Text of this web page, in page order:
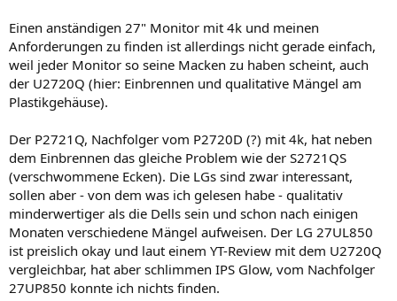
Einen anständigen 27" Monitor mit 4k und meinen
Anforderungen zu finden ist allerdings nicht gerade einfach,
weil jeder Monitor so seine Macken zu haben scheint, auch
der U2720Q (hier: Einbrennen und qualitative Mängel am
Plastikgehäuse).
Der P2721Q, Nachfolger vom P2720D (?) mit 4k, hat neben
dem Einbrennen das gleiche Problem wie der S2721QS
(verschwommene Ecken). Die LGs sind zwar interessant,
sollen aber - von dem was ich gelesen habe - qualitativ
minderwertiger als die Dells sein und schon nach einigen
Monaten verschiedene Mängel aufweisen. Der LG 27UL850
ist preislich okay und laut einem YT-Review mit dem U2720Q
vergleichbar, hat aber schlimmen IPS Glow, vom Nachfolger
27UP850 konnte ich nichts finden.